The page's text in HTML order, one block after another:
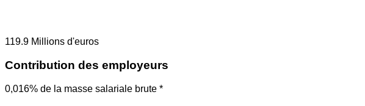
119.9 Millions d'euros
Contribution des employeurs
0,016% de la masse salariale brute *